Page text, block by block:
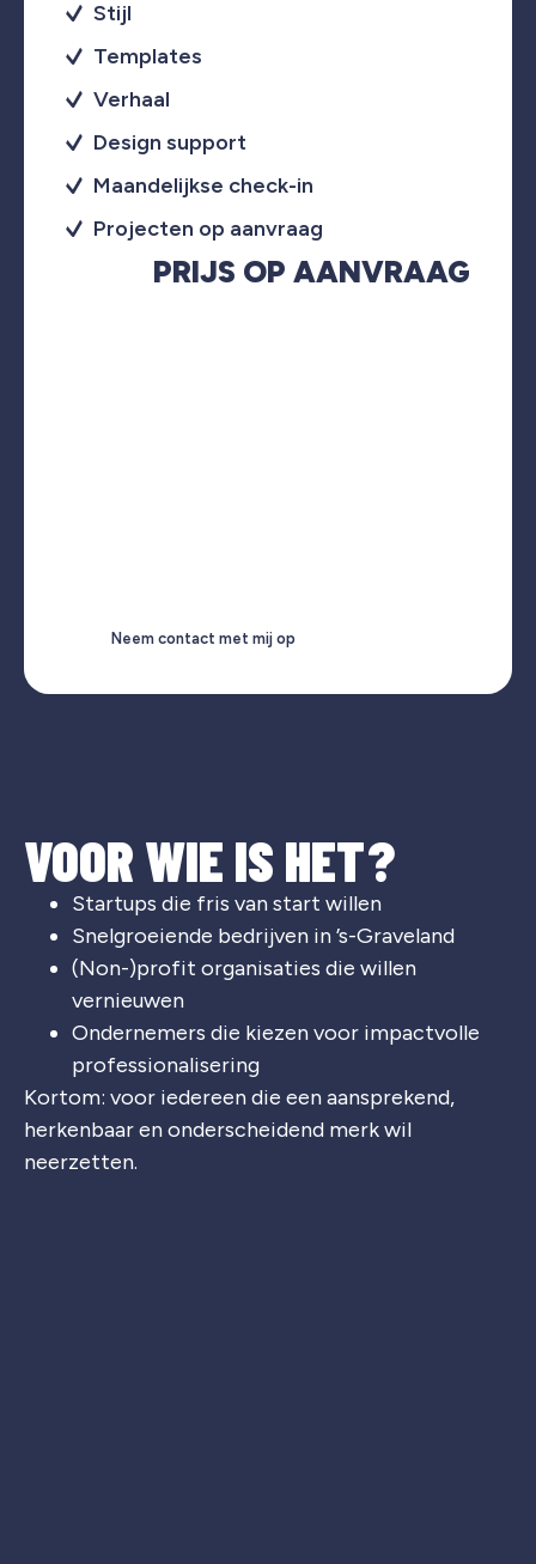
Stijl
Templates
Verhaal
Design support
Maandelijkse check-in
Projecten op aanvraag
PRIJS OP AANVRAAG
Neem contact met mij op
VOOR WIE IS HET?
Startups die fris van start willen
Snelgroeiende bedrijven in ’s-Graveland
(Non-)profit organisaties die willen
vernieuwen
Ondernemers die kiezen voor impactvolle
professionalisering
Kortom: voor iedereen die een aansprekend,
herkenbaar en onderscheidend merk wil
neerzetten.